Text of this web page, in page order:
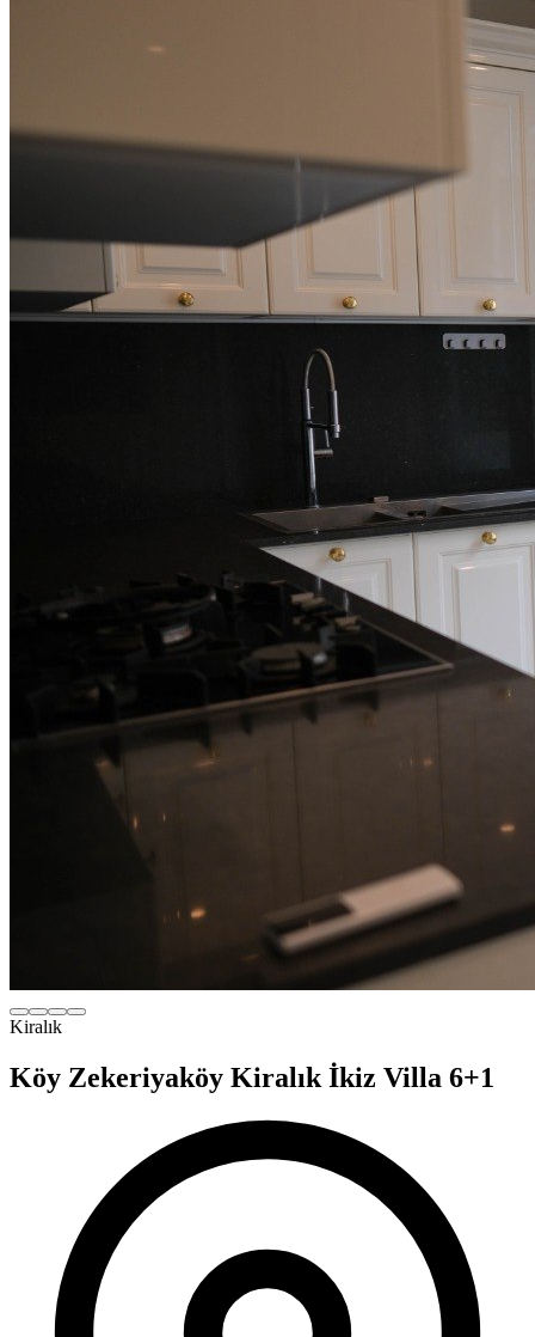
Kiralık
Köy Zekeriyaköy Kiralık İkiz Villa 6+1